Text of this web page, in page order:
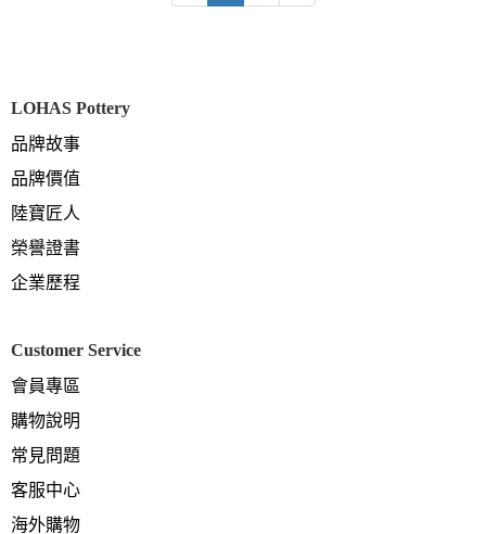
LOHAS Pottery
品牌故事
品牌價值
陸寶匠人
榮譽證書
企業歷程
Customer Service
會員專區
購物說明
常見問題
客服中心
海外購物